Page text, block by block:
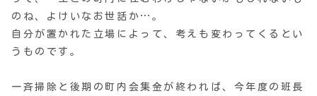
のね、よけいなお世話か…。
自分が置かれた立場によって、考えも変わってくるとい
うものです。
一斉掃除と後期の町内会集金が終われば、今年度の班長